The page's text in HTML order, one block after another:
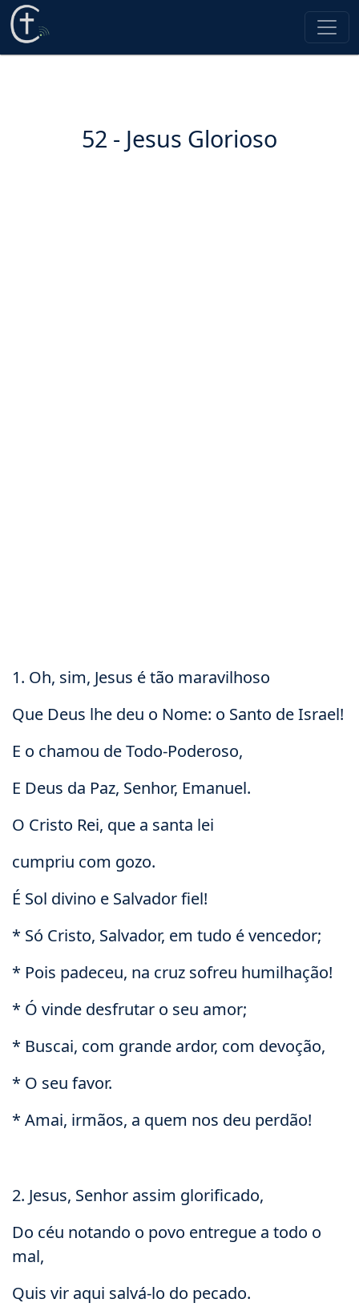
52 - Jesus Glorioso
1. Oh, sim, Jesus é tão maravilhoso
Que Deus lhe deu o Nome: o Santo de Israel!
E o chamou de Todo-Poderoso,
E Deus da Paz, Senhor, Emanuel.
O Cristo Rei, que a santa lei
cumpriu com gozo.
É Sol divino e Salvador fiel!
* Só Cristo, Salvador, em tudo é vencedor;
* Pois padeceu, na cruz sofreu humilhação!
* Ó vinde desfrutar o seu amor;
* Buscai, com grande ardor, com devoção,
* O seu favor.
* Amai, irmãos, a quem nos deu perdão!
2. Jesus, Senhor assim glorificado,
Do céu notando o povo entregue a todo o
mal,
Quis vir aqui salvá-lo do pecado.